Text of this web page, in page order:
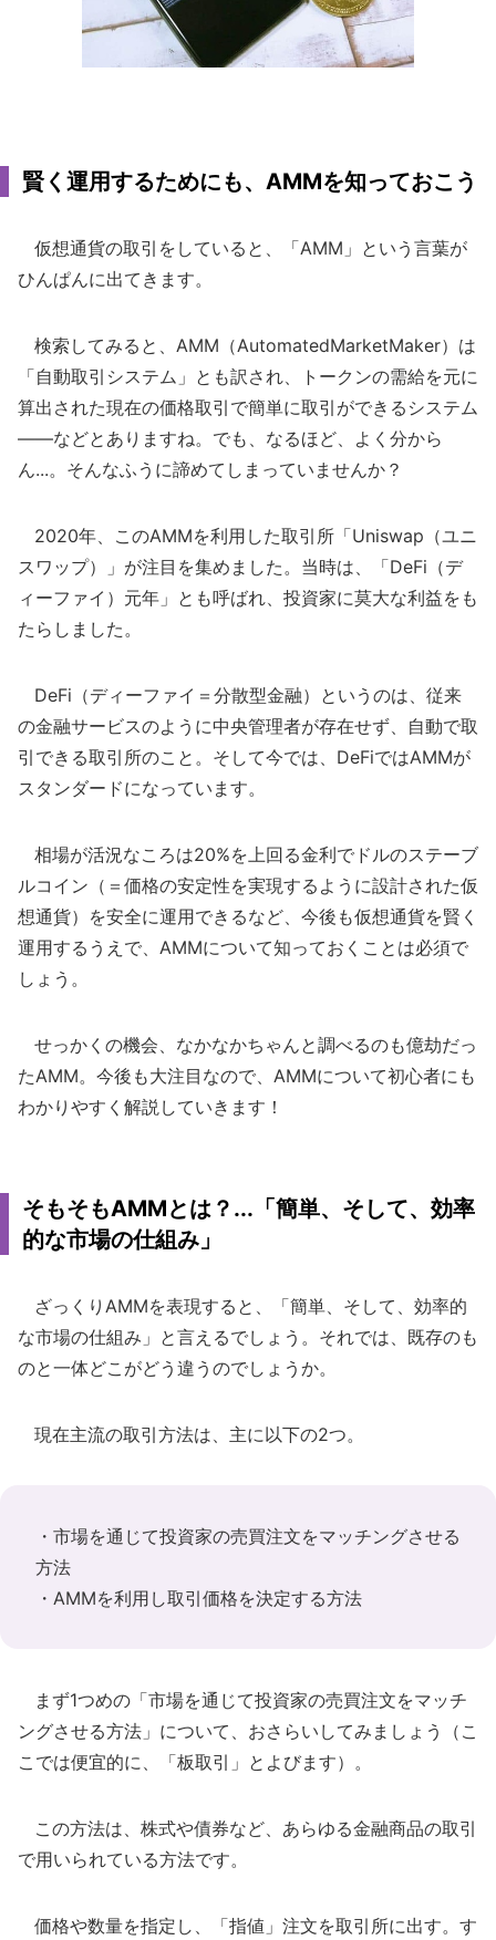
賢く運用するためにも、AMMを知っておこう
仮想通貨の取引をしていると、「AMM」という言葉が
ひんぱんに出てきます。
検索してみると、AMM（AutomatedMarketMaker）は
「自動取引システム」とも訳され、トークンの需給を元に
算出された現在の価格取引で簡単に取引ができるシステム
――などとありますね。でも、なるほど、よく分から
ん...。そんなふうに諦めてしまっていませんか？
2020年、このAMMを利用した取引所「Uniswap（ユニ
スワップ）」が注目を集めました。当時は、「DeFi（デ
ィーファイ）元年」とも呼ばれ、投資家に莫大な利益をも
たらしました。
DeFi（ディーファイ＝分散型金融）というのは、従来
の金融サービスのように中央管理者が存在せず、自動で取
引できる取引所のこと。そして今では、DeFiではAMMが
スタンダードになっています。
相場が活況なころは20%を上回る金利でドルのステーブ
ルコイン（＝価格の安定性を実現するように設計された仮
想通貨）を安全に運用できるなど、今後も仮想通貨を賢く
運用するうえで、AMMについて知っておくことは必須で
しょう。
せっかくの機会、なかなかちゃんと調べるのも億劫だっ
たAMM。今後も大注目なので、AMMについて初心者にも
わかりやすく解説していきます！
そもそもAMMとは？...「簡単、そして、効率
的な市場の仕組み」
ざっくりAMMを表現すると、「簡単、そして、効率的
な市場の仕組み」と言えるでしょう。それでは、既存のも
のと一体どこがどう違うのでしょうか。
現在主流の取引方法は、主に以下の2つ。
・市場を通じて投資家の売買注文をマッチングさせる
方法
・AMMを利用し取引価格を決定する方法
まず1つめの「市場を通じて投資家の売買注文をマッチ
ングさせる方法」について、おさらいしてみましょう（こ
こでは便宜的に、「板取引」とよびます）。
この方法は、株式や債券など、あらゆる金融商品の取引
で用いられている方法です。
価格や数量を指定し、「指値」注文を取引所に出す。す